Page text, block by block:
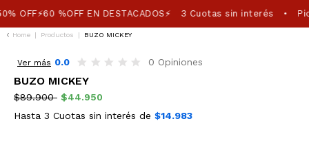
OFF⚡60 %OFF EN DESTACADOS⚡ 3 Cuotas sin interés •
Home | Productos | BUZO MICKEY
Ver más 0.0 0 Opiniones
BUZO MICKEY
$89.900 $44.950
Hasta 3 Cuotas sin interés de $14.983